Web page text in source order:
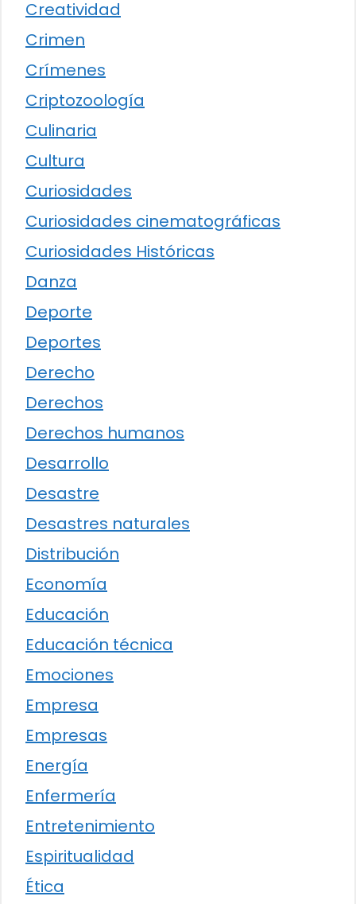
Creatividad
Crimen
Crímenes
Criptozoología
Culinaria
Cultura
Curiosidades
Curiosidades cinematográficas
Curiosidades Históricas
Danza
Deporte
Deportes
Derecho
Derechos
Derechos humanos
Desarrollo
Desastre
Desastres naturales
Distribución
Economía
Educación
Educación técnica
Emociones
Empresa
Empresas
Energía
Enfermería
Entretenimiento
Espiritualidad
Ética